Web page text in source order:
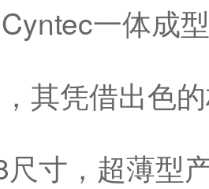
一体成
其凭借出色
寸，超薄型